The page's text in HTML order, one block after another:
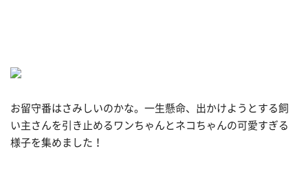
お留守番はさみしいのかな。一生懸命、出かけようとする飼
い主さんを引き止めるワンちゃんとネコちゃんの可愛すぎる
様子を集めました！